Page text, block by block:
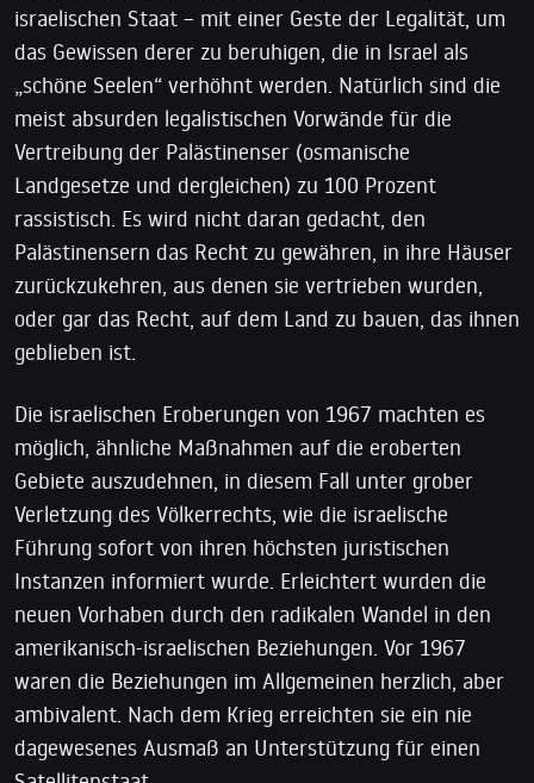
israelischen Staat – mit einer Geste der Legalität, um
das Gewissen derer zu beruhigen, die in Israel als
„schöne Seelen“ verhöhnt werden. Natürlich sind die
meist absurden legalistischen Vorwände für die
Vertreibung der Palästinenser (osmanische
Landgesetze und dergleichen) zu 100 Prozent
rassistisch. Es wird nicht daran gedacht, den
Palästinensern das Recht zu gewähren, in ihre Häuser
zurückzukehren, aus denen sie vertrieben wurden,
oder gar das Recht, auf dem Land zu bauen, das ihnen
geblieben ist.
Die israelischen Eroberungen von 1967 machten es
möglich, ähnliche Maßnahmen auf die eroberten
Gebiete auszudehnen, in diesem Fall unter grober
Verletzung des Völkerrechts, wie die israelische
Führung sofort von ihren höchsten juristischen
Instanzen informiert wurde. Erleichtert wurden die
neuen Vorhaben durch den radikalen Wandel in den
amerikanisch-israelischen Beziehungen. Vor 1967
waren die Beziehungen im Allgemeinen herzlich, aber
ambivalent. Nach dem Krieg erreichten sie ein nie
dagewesenes Ausmaß an Unterstützung für einen